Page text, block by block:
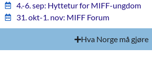
4.-6. sep: Hyttetur for MIFF-ungdom
31. okt-1. nov: MIFF Forum
Hva Norge må gjøre